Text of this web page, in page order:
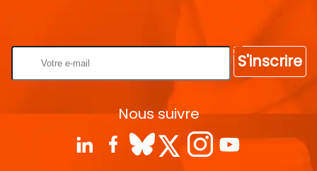
S'inscrire
Nous suivre